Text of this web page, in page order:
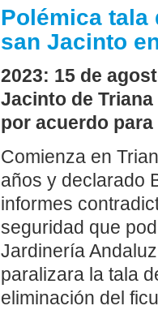
Polémica tala
san Jacinto
2023: 15 de
Jacinto de
por acuerdo
Comienza en
años y declarado
informes
seguridad que
Jardinería
paralizara la tala
eliminación del